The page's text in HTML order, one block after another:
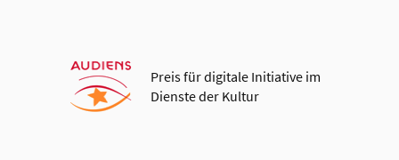
Preis für digitale Initiative im
Dienste der Kultur